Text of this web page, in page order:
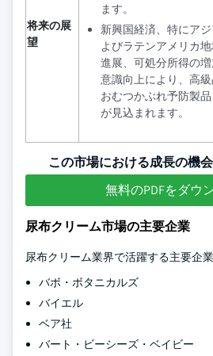
将来の展
望
ます。
新興国経済、特にア
よびラテンアメリカ
進展、可処分所得の
意識向上により、高
おむつかぶれ予防製
が見込まれます。
この市場における成長の機
無料のPDFをダウ
尿布クリーム市場の主要企業
尿布クリーム業界で活躍する主要企
バボ・ボタニカルズ
バイエル
ベア社
バート・ビーシーズ・ベイビー